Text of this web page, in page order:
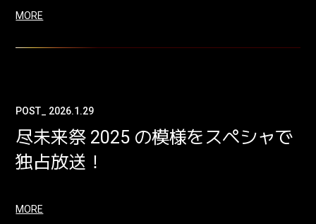
MORE
POST_ 2026.1.29
尽未来祭 2025 の模様をスペシャで
独占放送！
MORE